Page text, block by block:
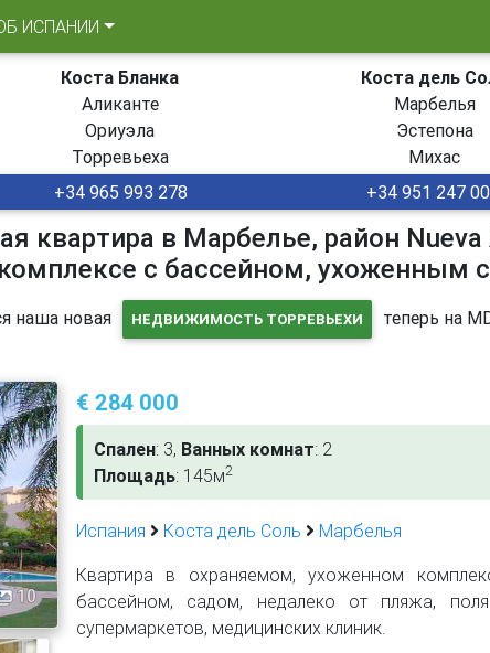
ИСПАНИИ
Коста Бланка
Аликанте
Ориуэла
Торревьеха
Коста дель
Марбелья
Эстепона
Михас
+34 965 993 278 +34 951 247
квартира в Марбелье, район
комплексе с бассейном, ухоженным
наша новая НЕДВИЖИМОСТЬ ТОРРЕВЬЕХИ теперь на
10
€ 284 000
Спален: 3, Ванных комнат: 2
Площадь: 145м2
Испания Коста дель Соль
Марбелья
Квартира в охраняемом, ухоженном
бассейном, садом, недалеко от пляжа,
супермаркетов, медицинских клиник.